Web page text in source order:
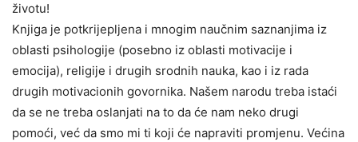
životu!
Knjiga je potkrijepljena i mnogim naučnim saznanjima iz
oblasti psihologije (posebno iz oblasti motivacije i
emocija), religije i drugih srodnih nauka, kao i iz rada
drugih motivacionih govornika. Našem narodu treba istaći
da se ne treba oslanjati na to da će nam neko drugi
pomoći, već da smo mi ti koji će napraviti promjenu. Većina